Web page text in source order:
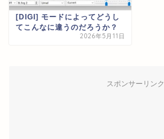
[DIGI] モードによってどうし
てこんなに違うのだろうか？
2026年5月11日
スポンサーリンク